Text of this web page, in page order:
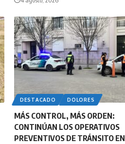
DESTACADO DOLORES
MÁS CONTROL, MÁS ORDEN:
CONTINÚAN LOS OPERATIVOS
PREVENTIVOS DE TRÁNSITO EN